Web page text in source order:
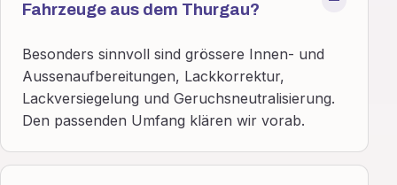
Fahrzeuge aus dem Thurgau?
Besonders sinnvoll sind grössere Innen- und
Aussenaufbereitungen, Lackkorrektur,
Lackversiegelung und Geruchsneutralisierung.
Den passenden Umfang klären wir vorab.